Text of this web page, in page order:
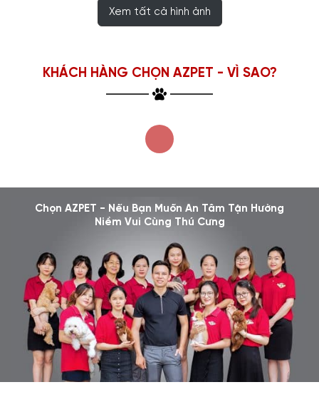
Xem tất cả hình ảnh
KHÁCH HÀNG CHỌN AZPET - VÌ SAO?
Chọn AZPET - Nếu Bạn Muốn An Tâm Tận Hưởng
Niềm Vui Cùng Thú Cưng